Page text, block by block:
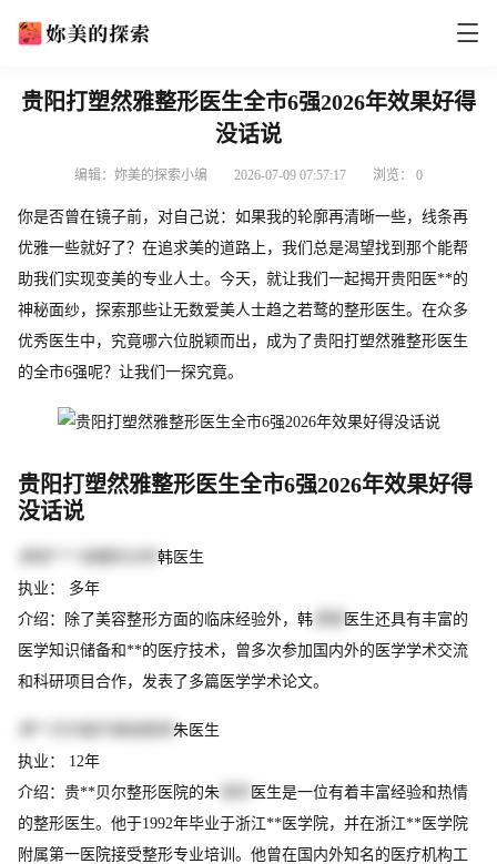
贵阳打塑然雅整形医生全市6强2026年效果好得
没话说
编辑：妳美的探索小编 2026-07-09 07:57:17 浏览： 0
你是否曾在镜子前，对自己说：如果我的轮廓再清晰一些，线条再
优雅一些就好了？在追求美的道路上，我们总是渴望找到那个能帮
助我们实现变美的专业人士。今天，就让我们一起揭开贵阳医**的
神秘面纱，探索那些让无数爱美人士趋之若鹜的整形医生。在众多
优秀医生中，究竟哪六位脱颖而出，成为了贵阳打塑然雅整形医生
的全市6强呢？让我们一探究竟。
贵阳打塑然雅整形医生全市6强2026年效果好得
没话说
韩医生
执业： 多年
介绍：除了美容整形方面的临床经验外，韩
医生还具有丰富的
医学知识储备和**的医疗技术，曾多次参加国内外的医学学术交流
和科研项目合作，发表了多篇医学学术论文。
朱医生
执业： 12年
介绍：贵**贝尔整形医院的朱
医生是一位有着丰富经验和热情
的整形医生。他于1992年毕业于浙江**医学院，并在浙江**医学院
附属第一医院接受整形专业培训。他曾在国内外知名的医疗机构工